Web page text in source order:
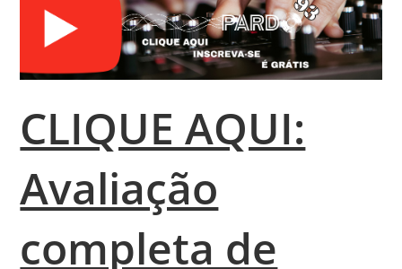
CLIQUE AQUI:
Avaliação
completa de